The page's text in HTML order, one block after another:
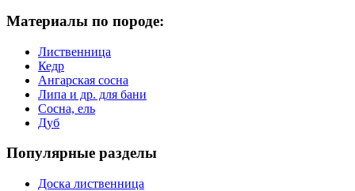
Материалы по породе:
Лиственница
Кедр
Ангарская сосна
Липа и др. для бани
Сосна, ель
Дуб
Популярные разделы
Доска лиственница